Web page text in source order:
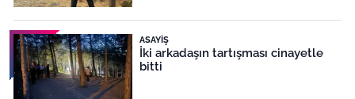
ASAYIŞ
İki arkadaşın tartışması cinayetle
bitti